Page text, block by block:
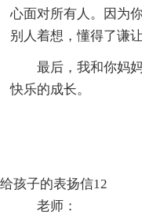
心面对所有人。因为
别人着想，懂得了谦让
最后，我和你妈
快乐的成长。
给孩子的表扬信12
老师：